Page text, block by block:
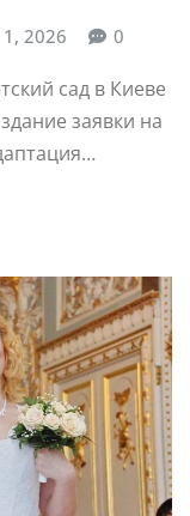
2026 0
сад в Киеве
заявки на